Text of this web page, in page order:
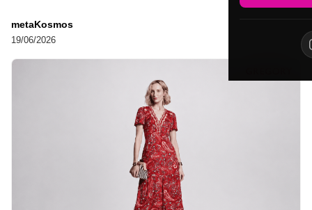
metaKosmos
19/06/2026